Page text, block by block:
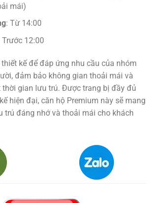
mái)
: Từ 14:00
Trước 12:00
kế để đáp ứng nhu cầu của nhóm
đảm bảo không gian thoải mái và
thời gian lưu trú. Được trang bị đầy đủ
hiện đại, căn hộ Premium này sẽ mang
trú đáng nhớ và thoải mái cho khách